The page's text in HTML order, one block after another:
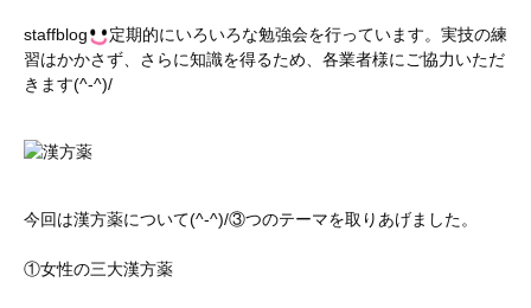
staffblog
定期的にいろいろな勉強会を行っています。実技の練
習はかかさず、さらに知識を得るため、各業者様にご協力いただ
きます(^-^)/
今回は漢方薬について(^-^)/③つのテーマを取りあげました。
①女性の三大漢方薬